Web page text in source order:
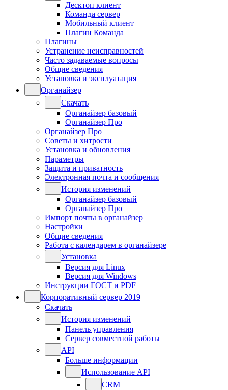
Десктоп клиент
Команда сервер
Мобильный клиент
Плагин Команда
Плагины
Устранение неисправностей
Часто задаваемые вопросы
Общие сведения
Установка и эксплуатация
Органайзер
Скачать
Органайзер базовый
Органайзер Про
Органайзер Про
Советы и хитрости
Установка и обновления
Параметры
Защита и приватность
Электронная почта и сообщения
История изменений
Органайзер базовый
Органайзер Про
Импорт почты в органайзер
Настройки
Общие сведения
Работа с календарем в органайзере
Установка
Версия для Linux
Версия для Windows
Инструкции ГОСТ и PDF
Корпоративный сервер 2019
Скачать
История изменений
Панель управления
Сервер совместной работы
API
Больше информации
Использование API
CRM